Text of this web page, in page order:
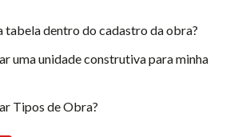
tabela dentro do cadastro da obra?
uma unidade construtiva para minha
Tipos de Obra?